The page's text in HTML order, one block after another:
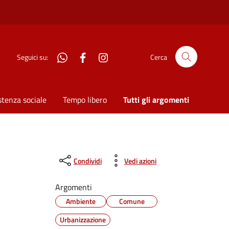
Seguici su: WhatsAppFacebook Cerca
sociale Tempo libero Tutti gli argomenti
Condividi Vedi azioni
Argomenti
Ambiente
Comune
Urbanizzazione